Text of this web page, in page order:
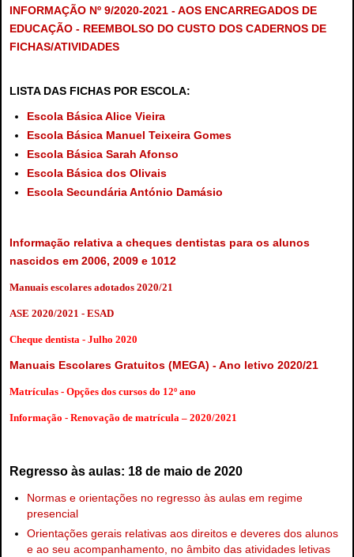
INFORMAÇÃO Nº 9/2020-2021 - AOS ENCARREGADOS DE
EDUCAÇÃO - REEMBOLSO DO CUSTO DOS CADERNOS DE
FICHAS/ATIVIDADES
LISTA DAS FICHAS POR ESCOLA:
Escola Básica Alice Vieira
Escola Básica Manuel Teixeira Gomes
Escola Básica Sarah Afonso
Escola Básica dos Olivais
Escola Secundária António Damásio
Informação relativa a cheques dentistas para os alunos
nascidos em 2006, 2009 e 1012
Manuais escolares adotados 2020/21
ASE 2020/2021 - ESAD
Cheque dentista - Julho 2020
Manuais Escolares Gratuitos (MEGA) - Ano letivo 2020/21
Matrículas - Opções dos cursos do 12º ano
Informação - Renovação de matrícula – 2020/2021
Regresso às aulas: 18 de maio de 2020
Normas e orientações no regresso às aulas em regime
presencial
Orientações gerais relativas aos direitos e deveres dos alunos
e ao seu acompanhamento, no âmbito das atividades letivas